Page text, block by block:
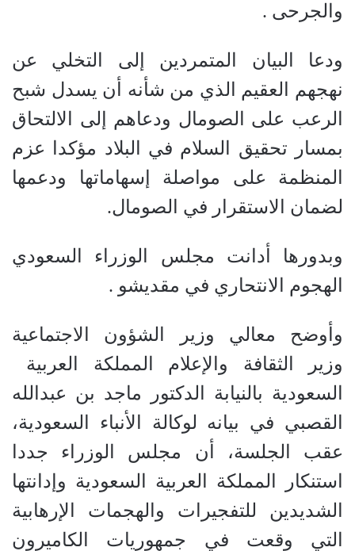
والجرحى .
ودعا البيان المتمردين إلى التخلي عن
نهجهم العقيم الذي من شأنه أن يسدل شبح
الرعب على الصومال ودعاهم إلى الالتحاق
بمسار تحقيق السلام في البلاد مؤكدا عزم
المنظمة على مواصلة إسهاماتها ودعمها
لضمان الاستقرار في الصومال.
وبدورها أدانت مجلس الوزراء السعودي
الهجوم الانتحاري في مقديشو .
وأوضح معالي وزير الشؤون الاجتماعية
وزير الثقافة والإعلام المملكة العربية
السعودية بالنيابة الدكتور ماجد بن عبدالله
القصبي في بيانه لوكالة الأنباء السعودية،
عقب الجلسة، أن مجلس الوزراء جددا
استنكار المملكة العربية السعودية وإدانتها
الشديدين للتفجيرات والهجمات الإرهابية
التي وقعت في جمهوريات الكاميرون